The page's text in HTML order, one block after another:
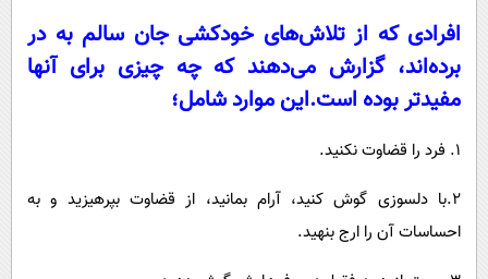
افرادی که از تلاش‌های خودکشی جان سالم به در
برده‌اند، گزارش می‌دهند که چه چیزی برای آنها
مفیدتر بوده است.این موارد شامل؛
1. فرد را قضاوت نکنید.
2.با دلسوزی گوش کنید، آرام بمانید، از قضاوت بپرهیزید و به
احساسات آن را ارج بنهید.